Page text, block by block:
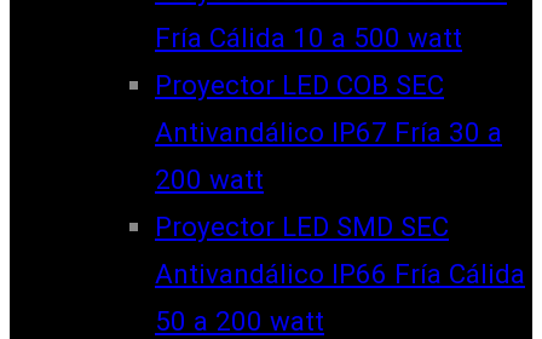
Fría Cálida 10 a 500 watt
Proyector LED COB SEC
Antivandálico IP67 Fría 30 a
200 watt
Proyector LED SMD SEC
Antivandálico IP66 Fría Cálida
50 a 200 watt